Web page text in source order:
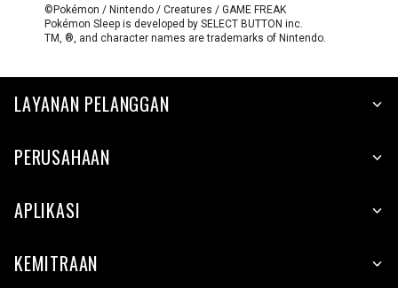
©Pokémon / Nintendo / Creatures / GAME FREAK
Pokémon Sleep is developed by SELECT BUTTON inc.
TM, ®, and character names are trademarks of Nintendo.
LAYANAN PELANGGAN
PERUSAHAAN
APLIKASI
KEMITRAAN